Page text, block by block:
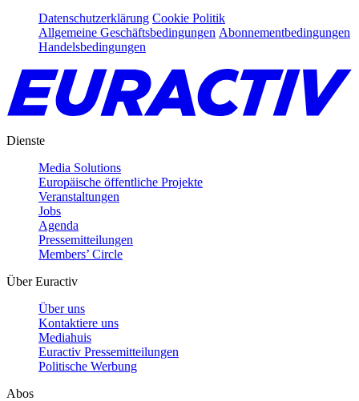
Datenschutzerklärung Cookie Politik
Allgemeine Geschäftsbedingungen Abonnementbedingungen
Handelsbedingungen
Dienste
Media Solutions
Europäische öffentliche Projekte
Veranstaltungen
Jobs
Agenda
Pressemitteilungen
Members’ Circle
Über Euractiv
Über uns
Kontaktiere uns
Mediahuis
Euractiv Pressemitteilungen
Politische Werbung
Abos